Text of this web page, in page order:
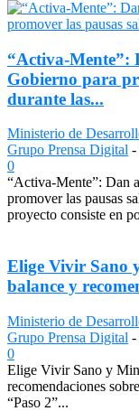
“Activa-Mente”:
Gobierno para
durante las...
Ministerio de
Grupo Prensa Digital -
0
“Activa-Mente”: Dan
promover las pausas
proyecto consiste en
Elige Vivir Sano
balance y
Ministerio de
Grupo Prensa Digital -
0
Elige Vivir Sano y
recomendaciones
“Paso 2”...